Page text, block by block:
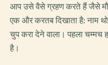
आप उसे वैसे ग्रहण करते हैं जैसे
एक और करतब दिखाता है: नाम
चुप करा देने वाला। पहला चम्मच
है।